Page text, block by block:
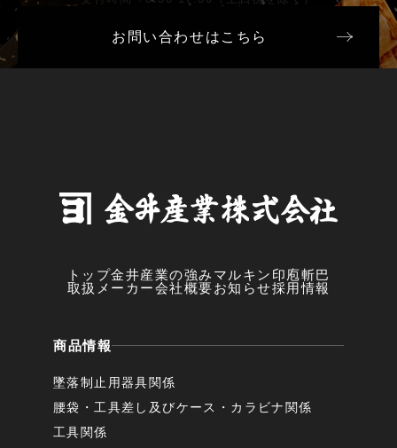
お問い合わせはこちら
トップ金井産業の強み マルキン印 庖斬巴
取扱メーカー会社概要お知らせ採用情報
商品情報
墜落制止用器具関係
腰袋・工具差し及びケース・カラビナ関係
工具関係